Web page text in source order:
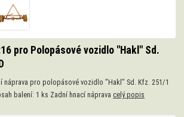
pro Polopásové vozidlo "Hakl" Sd.
náprava pro polopásové vozidlo "Hakl" Sd. Kfz. 251/1
balení: 1 ks Zadní hnací náprava celý popis